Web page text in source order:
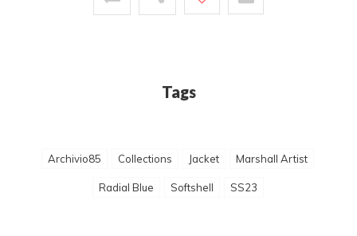
Tags
Archivio85 Collections Jacket Marshall Artist
Radial Blue Softshell SS23